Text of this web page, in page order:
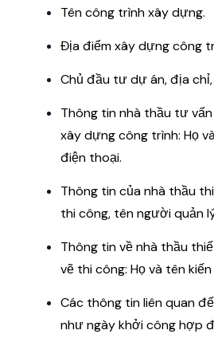
Tên công trình xây dựng.
Địa điểm xây dựng công
Chủ đầu tư dự án, địa
Thông tin nhà thầu tư
xây dựng công trình: Họ
điện thoại.
Thông tin của nhà thầu
thi công, tên người quản
Thông tin về nhà thầu
vẽ thi công: Họ và tên
Các thông tin liên quan
như ngày khởi công hợp